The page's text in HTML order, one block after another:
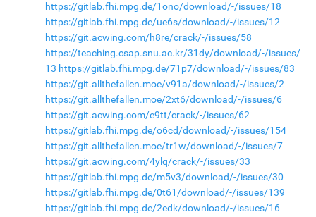
https://gitlab.fhi.mpg.de/1ono/download/-/issues/18
https://gitlab.fhi.mpg.de/ue6s/download/-/issues/12
https://git.acwing.com/h8re/crack/-/issues/58
https://teaching.csap.snu.ac.kr/31dy/download/-/issues/
13 https://gitlab.fhi.mpg.de/71p7/download/-/issues/83
https://git.allthefallen.moe/v91a/download/-/issues/2
https://git.allthefallen.moe/2xt6/download/-/issues/6
https://git.acwing.com/e9tt/crack/-/issues/62
https://gitlab.fhi.mpg.de/o6cd/download/-/issues/154
https://git.allthefallen.moe/tr1w/download/-/issues/7
https://git.acwing.com/4ylq/crack/-/issues/33
https://gitlab.fhi.mpg.de/m5v3/download/-/issues/30
https://gitlab.fhi.mpg.de/0t61/download/-/issues/139
https://gitlab.fhi.mpg.de/2edk/download/-/issues/16